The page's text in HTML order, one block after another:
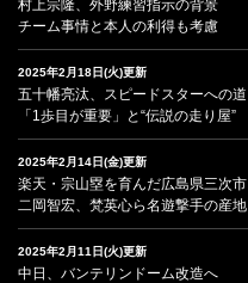
村上宗隆、外野練習指示の背景
チーム事情と本人の利得も考慮
2025年2月18日(火)更新
五十幡亮汰、スピードスターへの道
「1歩目が重要」と“伝説の走り屋”
2025年2月14日(金)更新
楽天・宗山塁を育んだ広島県三次市
二岡智宏、梵英心ら名遊撃手の産地
2025年2月11日(火)更新
中日、バンテリンドーム改造へ